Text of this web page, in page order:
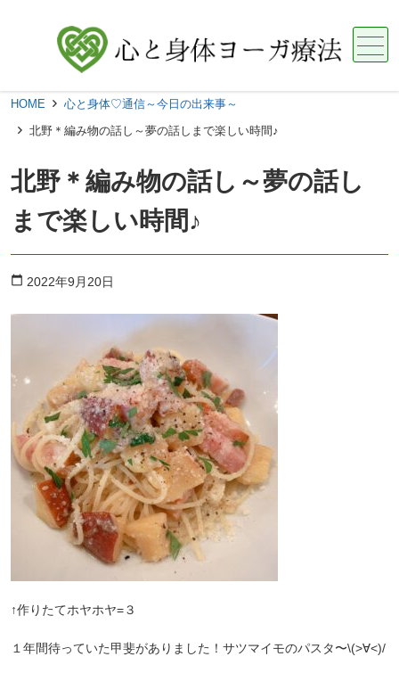
メニュー
HOME
心と身体♡通信～今日の出来事～
北野＊編み物の話し～夢の話しまで楽しい時間♪
北野＊編み物の話し～夢の話し
まで楽しい時間♪
calendar_today 2022年9月20日
↑作りたてホヤホヤ=３
１年間待っていた甲斐がありました！サツマイモのパスタ〜\(>∀<)/